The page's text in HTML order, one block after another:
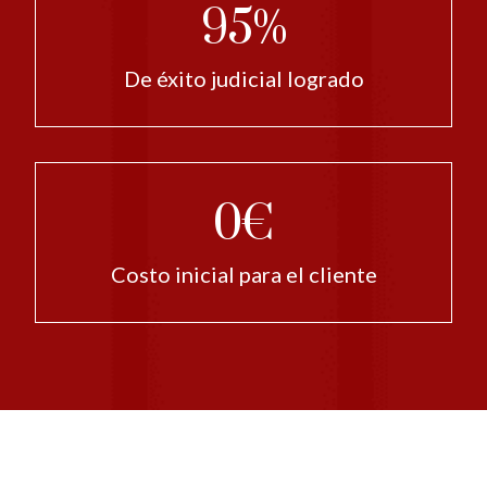
95%
De éxito judicial logrado
0€
Costo inicial para el cliente